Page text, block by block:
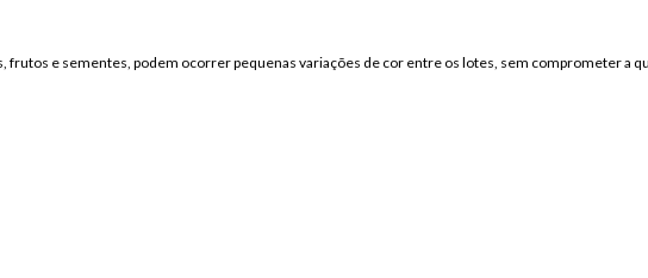
e sementes, podem ocorrer pequenas variações de cor entre os lotes, sem comprometer a